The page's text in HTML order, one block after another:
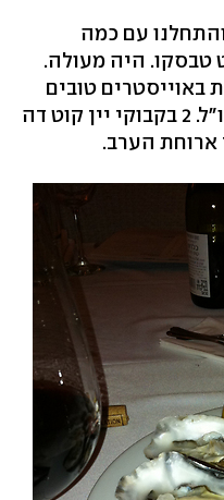
עם כמה
טבסקו. היה מעולה.
טובים
היית יכול להשיג אותם רק בחו"ל. 2 בקבוקי יין קוט דה
ארוחת הערב.